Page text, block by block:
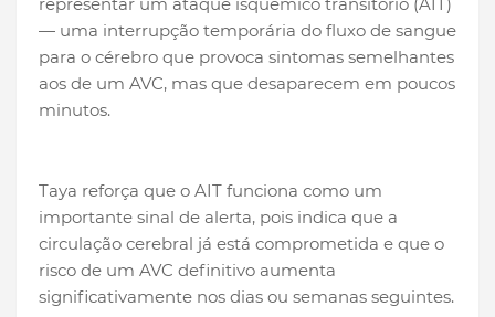
representar um ataque isquêmico transitório (AIT)
— uma interrupção temporária do fluxo de sangue
para o cérebro que provoca sintomas semelhantes
aos de um AVC, mas que desaparecem em poucos
minutos.
Taya reforça que o AIT funciona como um
importante sinal de alerta, pois indica que a
circulação cerebral já está comprometida e que o
risco de um AVC definitivo aumenta
significativamente nos dias ou semanas seguintes.